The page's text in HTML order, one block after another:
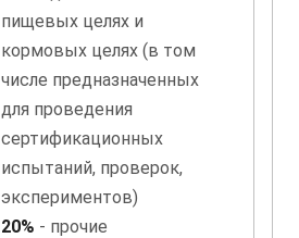
пищевых целях и
кормовых целях (в том
числе предназначенных
для проведения
сертификационных
испытаний, проверок,
экспериментов)
20% - прочие